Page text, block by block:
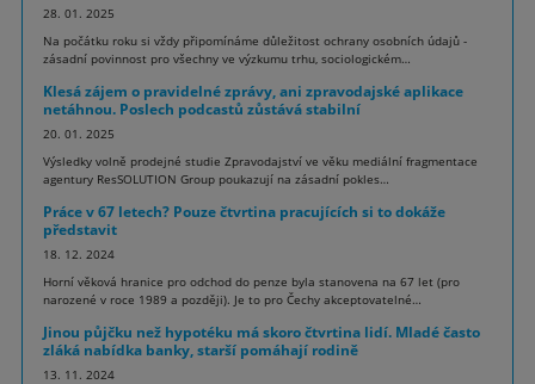
28. 01. 2025
Na počátku roku si vždy připomínáme důležitost ochrany osobních údajů -
zásadní povinnost pro všechny ve výzkumu trhu, sociologickém…
Klesá zájem o pravidelné zprávy, ani zpravodajské aplikace
netáhnou. Poslech podcastů zůstává stabilní
20. 01. 2025
Výsledky volně prodejné studie Zpravodajství ve věku mediální fragmentace
agentury ResSOLUTION Group poukazují na zásadní pokles…
Práce v 67 letech? Pouze čtvrtina pracujících si to dokáže
představit
18. 12. 2024
Horní věková hranice pro odchod do penze byla stanovena na 67 let (pro
narozené v roce 1989 a později). Je to pro Čechy akceptovatelné…
Jinou půjčku než hypotéku má skoro čtvrtina lidí. Mladé často
zláká nabídka banky, starší pomáhají rodině
13. 11. 2024